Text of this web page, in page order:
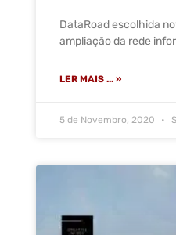
DataRoad escolhida
ampliação da rede
LER MAIS ... »
5 de Novembro, 2020